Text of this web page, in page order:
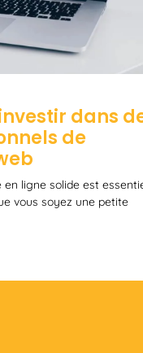
dans
de
en ligne solide est
vous soyez une petite